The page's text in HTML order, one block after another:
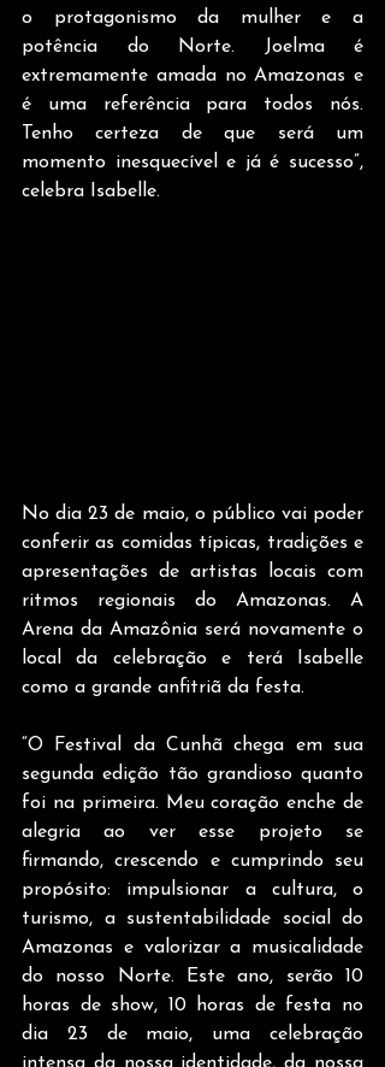
o protagonismo da mulher e a
potência do Norte. Joelma é
extremamente amada no Amazonas e
é uma referência para todos nós.
Tenho certeza de que será um
momento inesquecível e já é sucesso”,
celebra Isabelle.
No dia 23 de maio, o público vai poder
conferir as comidas típicas, tradições e
apresentações de artistas locais com
ritmos regionais do Amazonas. A
Arena da Amazônia será novamente o
local da celebração e terá Isabelle
como a grande anfitriã da festa.
“O Festival da Cunhã chega em sua
segunda edição tão grandioso quanto
foi na primeira. Meu coração enche de
alegria ao ver esse projeto se
firmando, crescendo e cumprindo seu
propósito: impulsionar a cultura, o
turismo, a sustentabilidade social do
Amazonas e valorizar a musicalidade
do nosso Norte. Este ano, serão 10
horas de show, 10 horas de festa no
dia 23 de maio, uma celebração